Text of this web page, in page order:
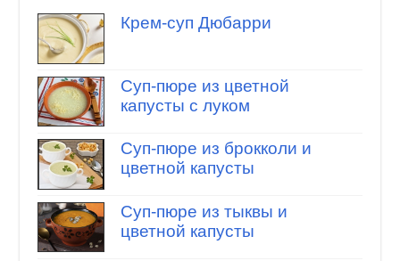
Крем-суп Дюбарри
Суп-пюре из цветной
капусты с луком
Суп-пюре из брокколи и
цветной капусты
Суп-пюре из тыквы и
цветной капусты